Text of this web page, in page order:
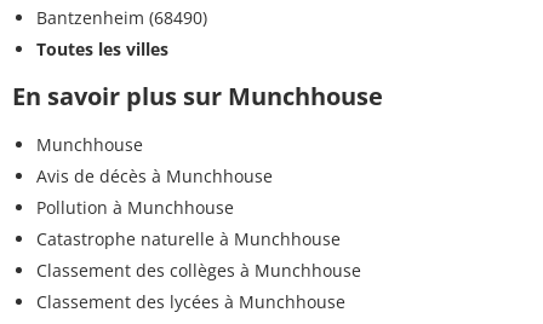
Bantzenheim (68490)
Toutes les villes
En savoir plus sur Munchhouse
Munchhouse
Avis de décès à Munchhouse
Pollution à Munchhouse
Catastrophe naturelle à Munchhouse
Classement des collèges à Munchhouse
Classement des lycées à Munchhouse